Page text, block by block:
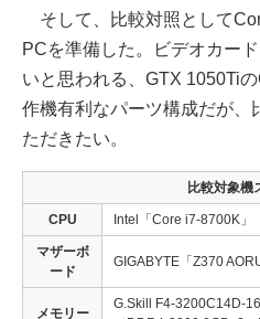
そして、比較対照として
PCを準備した。ビデオカー
いと思われる、GTX 1050Ti
作機有利なパーツ構成だが、
ただきたい。
比較対象機
CPU Intel「Core i7-8700K」
マザーボ
ード
GIGABYTE「Z370
メモリー
G.Skill F4-3200C14D-